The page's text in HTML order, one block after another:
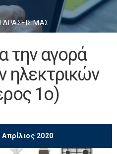
ΔΡΑΣΕΙΣ ΜΑΣ
την αγορά
ηλεκτρικών
1ο)
Απρίλιος 2020